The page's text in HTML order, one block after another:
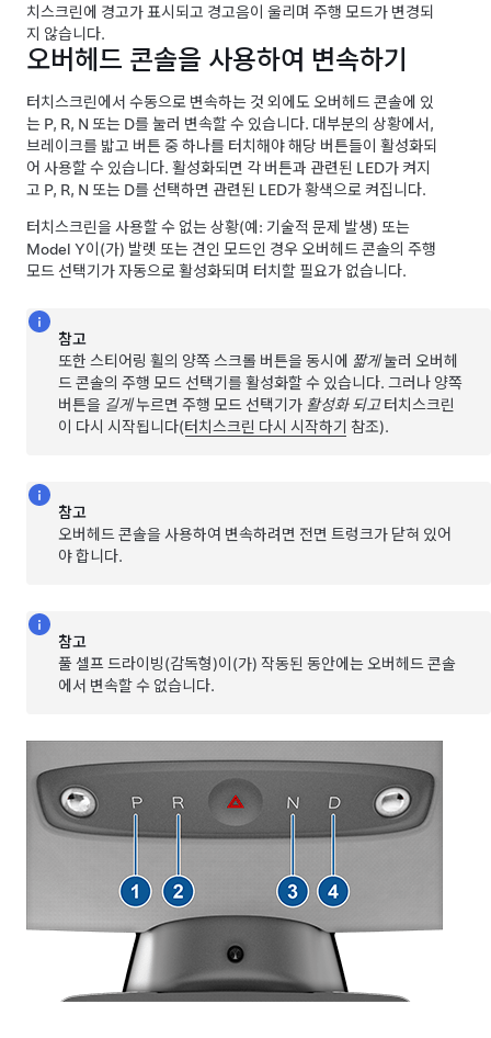
치스크린에 경고가 표시되고 경고음이 울리며 주행 모드가 변경되
지 않습니다.
오버헤드 콘솔을 사용하여 변속하기
터치스크린에서 수동으로 변속하는 것 외에도 오버헤드 콘솔에 있
는 P, R, N 또는 D를 눌러 변속할 수 있습니다. 대부분의 상황에서,
브레이크를 밟고 버튼 중 하나를 터치해야 해당 버튼들이 활성화되
어 사용할 수 있습니다. 활성화되면 각 버튼과 관련된 LED가 켜지
고 P, R, N 또는 D를 선택하면 관련된 LED가 황색으로 켜집니다.
터치스크린을 사용할 수 없는 상황(예: 기술적 문제 발생) 또는
Model Y이(가) 발렛 또는 견인 모드인 경우 오버헤드 콘솔의 주행
모드 선택기가 자동으로 활성화되며 터치할 필요가 없습니다.
참고
또한스티어링 휠의 양쪽 스크롤 버튼을 동시에 짧게눌러 오버헤
드 콘솔의 주행 모드 선택기를 활성화할 수 있습니다. 그러나 양쪽
버튼을 길게누르면 주행 모드 선택기가 활성화 되고터치스크린
이 다시 시작됩니다(터치스크린 다시 시작하기 참조).
참고
오버헤드 콘솔을 사용하여 변속하려면 전면 트렁크가 닫혀 있어
야 합니다.
참고
풀 셀프 드라이빙(감독형)이(가) 작동된 동안에는 오버헤드 콘솔
에서 변속할 수 없습니다.